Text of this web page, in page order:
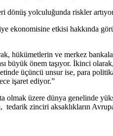
dönüş yolculuğunda riskler
ekonomisine etkisi hakkında
hükümetlerin ve merkez
büyük önem taşıyor. İkinci
üçüncü unsur ise, para
işaret ediyor.”
olmak üzere dünya genelinde
tedarik zinciri aksaklıkların